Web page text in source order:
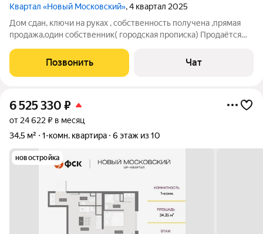
Квартал «Новый Московский», 4 квартал 2025
Дом сдан, ключи на руках , собственность получена ,прямая
продажа,один собственник( городская прописка) Продаётся
кирпичного дома. Общая площадь составляет 25,5 м, жилая
13,29 м. Дом оборудован
Позвонить Чат
6 525 330 ₽
от 24 622 ₽ в месяц
34,5 м²
1-комн. квартира 6 этаж из 10
новостройка